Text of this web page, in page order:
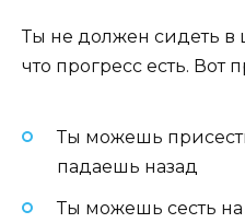
Ты не должен сидеть в
что прогресс есть. Вот
Ты можешь
падаешь назад
Ты можешь сесть на